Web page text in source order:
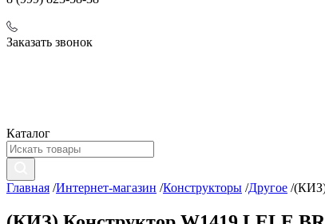
Заказать звонок
Каталог
Главная /Интернет-магазин /Конструкторы /Другое /(КИЗ)